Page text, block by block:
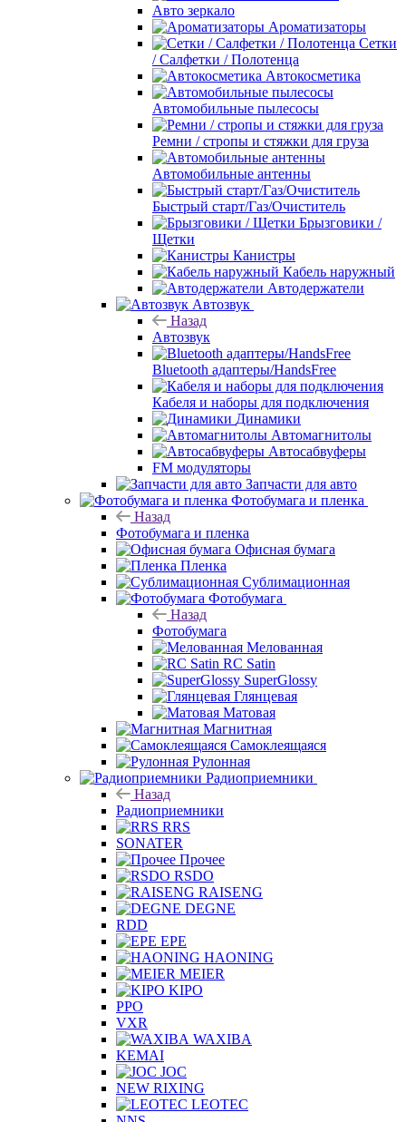
Авто зеркало
Ароматизаторы
Сетки
/ Салфетки / Полотенца
Автокосметика
Автомобильные пылесосы
Ремни / стропы и стяжки для груза
Автомобильные антенны
Быстрый старт/Газ/Очиститель
Брызговики /
Щетки
Канистры
Кабель наружный
Автодержатели
Автозвук
Назад
Автозвук
Bluetooth адаптеры/HandsFree
Кабеля и наборы для подключения
Динамики
Автомагнитолы
Автосабвуферы
FM модуляторы
Запчасти для авто
Фотобумага и пленка
Назад
Фотобумага и пленка
Офисная бумага
Пленка
Сублимационная
Фотобумага
Назад
Фотобумага
Мелованная
RC Satin
SuperGlossy
Глянцевая
Матовая
Магнитная
Самоклеящаяся
Рулонная
Радиоприемники
Назад
Радиоприемники
RRS
SONATER
Прочее
RSDO
RAISENG
DEGNE
RDD
EPE
HAONING
MEIER
KIPO
PPO
VXR
WAXIBA
KEMAI
JOC
NEW RIXING
LEOTEC